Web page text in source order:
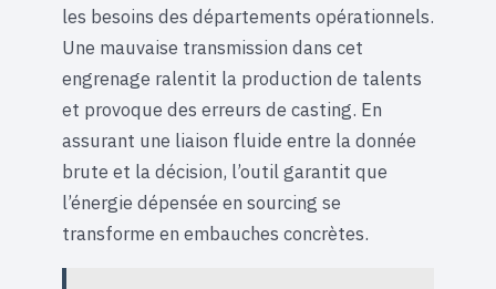
les besoins des départements opérationnels.
Une mauvaise transmission dans cet
engrenage ralentit la production de talents
et provoque des erreurs de casting. En
assurant une liaison fluide entre la donnée
brute et la décision, l’outil garantit que
l’énergie dépensée en sourcing se
transforme en embauches concrètes.